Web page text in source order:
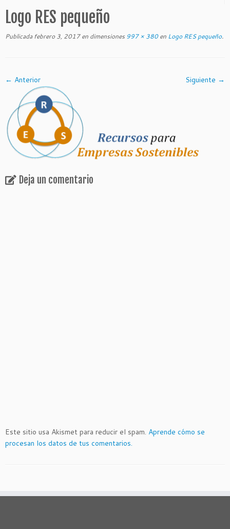
Logo RES pequeño
Publicada febrero 3, 2017en dimensiones 997 × 380en Logo RES pequeño.
← Anterior Siguiente →
Deja un comentario
Este sitio usa Akismet para reducir el spam. Aprende cómo se
procesan los datos de tus comentarios.